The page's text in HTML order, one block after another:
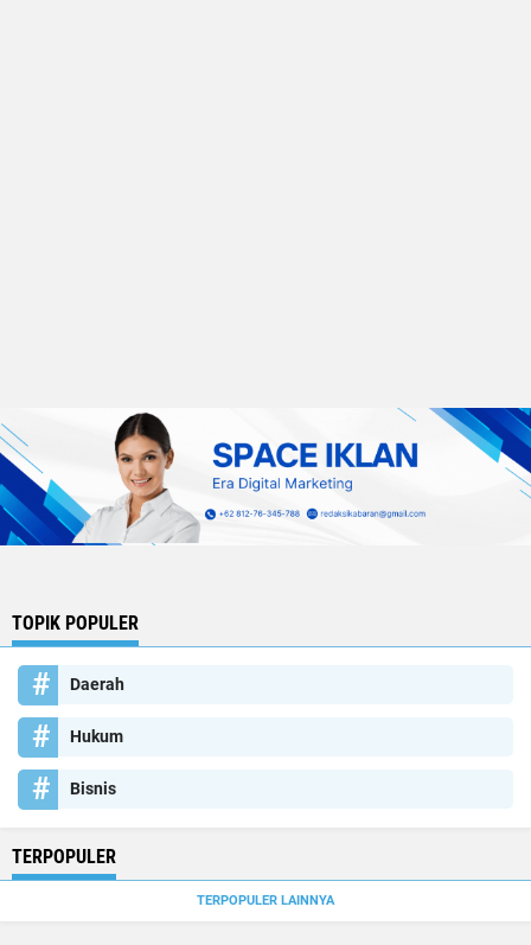
TOPIK POPULER
Daerah
Hukum
Bisnis
TERPOPULER
TERPOPULER LAINNYA